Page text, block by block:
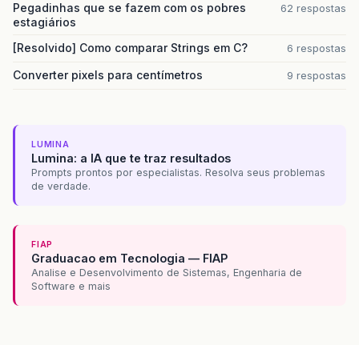
Pegadinhas que se fazem com os pobres
estagiários
62 respostas
[Resolvido] Como comparar Strings em C? 6 respostas
Converter pixels para centímetros 9 respostas
LUMINA
Lumina: a IA que te traz resultados
Prompts prontos por especialistas. Resolva seus problemas
de verdade.
FIAP
Graduacao em Tecnologia — FIAP
Analise e Desenvolvimento de Sistemas, Engenharia de
Software e mais